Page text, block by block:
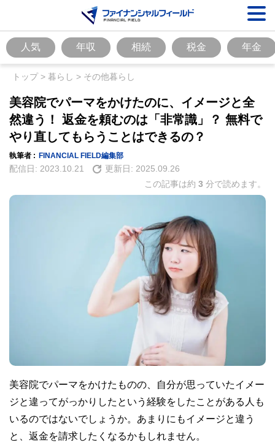
人気 年収 相続 税金 年金
トップ> 暮らし > その他暮らし
美容院でパーマをかけたのに、イメージと全
然違う！ 返金を頼むのは「非常識」？ 無料で
やり直してもらうことはできるの？
執筆者 : FINANCIAL FIELD編集部
配信日: 2023.10.21 更新日: 2025.09.26
この記事は約 3 分で読めます。
美容院でパーマをかけたものの、自分が思っていたイメー
ジと違ってがっかりしたという経験をしたことがある人も
いるのではないでしょうか。あまりにもイメージと違う
と、返金を請求したくなるかもしれません。